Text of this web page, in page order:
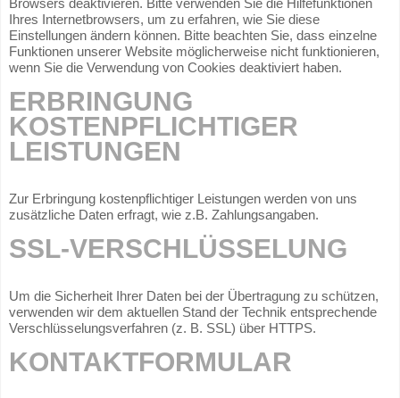
Browsers deaktivieren. Bitte verwenden Sie die Hilfefunktionen
Ihres Internetbrowsers, um zu erfahren, wie Sie diese
Einstellungen ändern können. Bitte beachten Sie, dass einzelne
Funktionen unserer Website möglicherweise nicht funktionieren,
wenn Sie die Verwendung von Cookies deaktiviert haben.
ERBRINGUNG
KOSTENPFLICHTIGER
LEISTUNGEN
Zur Erbringung kostenpflichtiger Leistungen werden von uns
zusätzliche Daten erfragt, wie z.B. Zahlungsangaben.
SSL-VERSCHLÜSSELUNG
Um die Sicherheit Ihrer Daten bei der Übertragung zu schützen,
verwenden wir dem aktuellen Stand der Technik entsprechende
Verschlüsselungsverfahren (z. B. SSL) über HTTPS.
KONTAKTFORMULAR